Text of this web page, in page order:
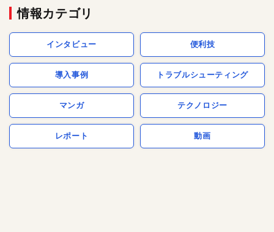
情報カテゴリ
インタビュー 便利技
導入事例 トラブルシューティング
マンガ テクノロジー
レポート 動画